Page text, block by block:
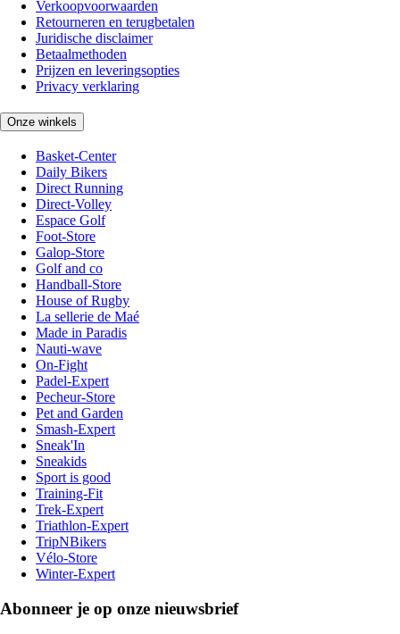
Verkoopvoorwaarden
Retourneren en terugbetalen
Juridische disclaimer
Betaalmethoden
Prijzen en leveringsopties
Privacy verklaring
Onze winkels
Basket-Center
Daily Bikers
Direct Running
Direct-Volley
Espace Golf
Foot-Store
Galop-Store
Golf and co
Handball-Store
House of Rugby
La sellerie de Maé
Made in Paradis
Nauti-wave
On-Fight
Padel-Expert
Pecheur-Store
Pet and Garden
Smash-Expert
Sneak'In
Sneakids
Sport is good
Training-Fit
Trek-Expert
Triathlon-Expert
TripNBikers
Vélo-Store
Winter-Expert
Abonneer je op onze nieuwsbrief